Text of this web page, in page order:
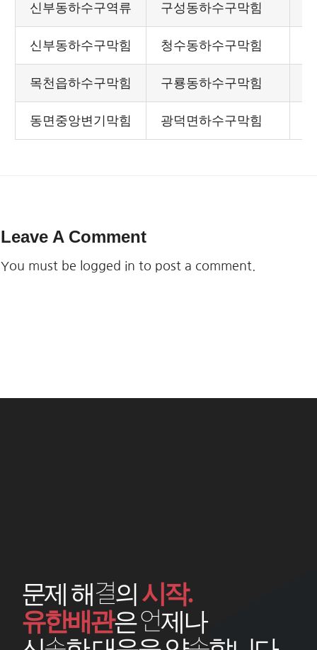
신부동하수구역류 구성동하수구막힘
신부동하수구막힘 청수동하수구막힘
목천읍하수구막힘 구룡동하수구막힘
동면중앙변기막힘 광덕면하수구막힘
Leave A Comment
You must be logged in to post a comment.
문제 해결의 시작.
유한배관은 언제나